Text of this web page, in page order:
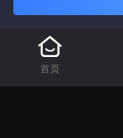
首页